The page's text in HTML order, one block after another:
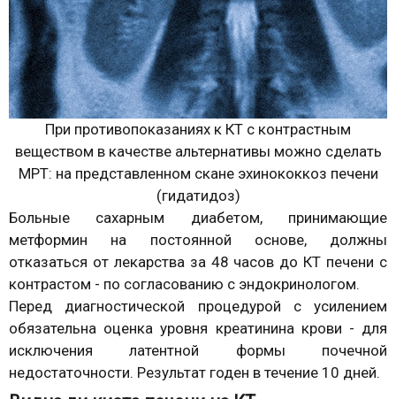
При противопоказаниях к КТ с контрастным
веществом в качестве альтернативы можно сделать
МРТ: на представленном скане эхинококкоз печени
(гидатидоз)
Больные сахарным диабетом, принимающие
метформин на постоянной основе, должны
отказаться от лекарства за 48 часов до КТ печени с
контрастом - по согласованию с эндокринологом.
Перед диагностической процедурой с усилением
обязательна оценка уровня креатинина крови - для
исключения латентной формы почечной
недостаточности. Результат годен в течение 10 дней.